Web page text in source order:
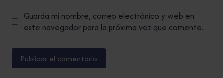
Guarda mi nombre, correo electrónico y web en
este navegador para la próxima vez que comente.